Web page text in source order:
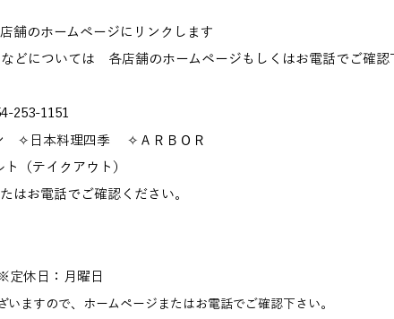
舗のホームページにリンクします
どについては 各店舗のホームページもしくはお電話でご確認
253-1151
✧日本料理四季 ✧ＡＲＢＯＲ
（テイクアウト）
はお電話でご確認ください。
休日：月曜日
ますので、ホームページまたはお電話でご確認下さい。